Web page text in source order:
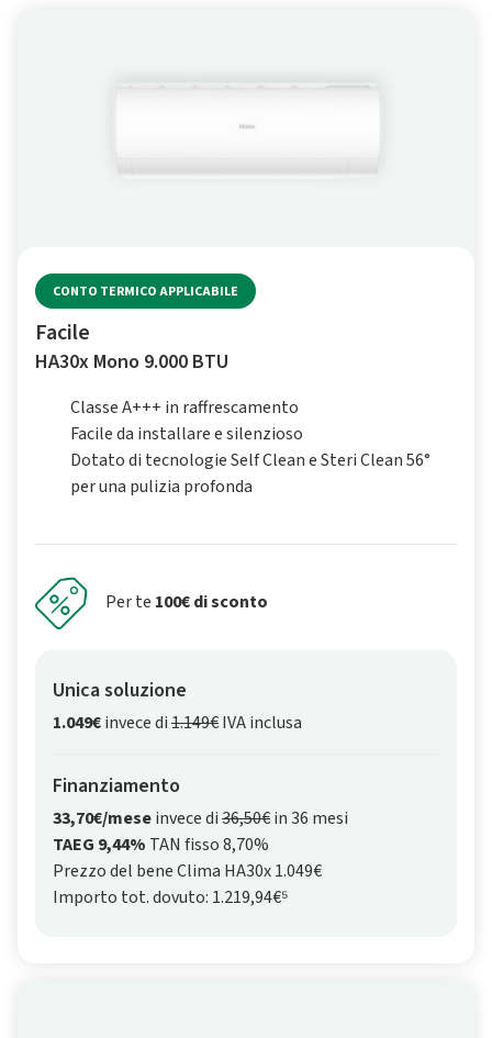
CONTO TERMICO APPLICABILE
Facile
HA30x Mono 9.000 BTU
Classe A+++ in raffrescamento
Facile da installare e silenzioso
Dotato di tecnologie Self Clean e Steri Clean 56°
per una pulizia profonda
Per te 100€ di sconto
Unica soluzione
1.049€invece di1.149€IVA inclusa
Finanziamento
33,70€/meseinvece di36,50€in 36 mesi
TAEG 9,44% TAN fisso 8,70%
Prezzo del bene Clima HA30x 1.049€
Importo tot. dovuto: 1.219,94€⁵